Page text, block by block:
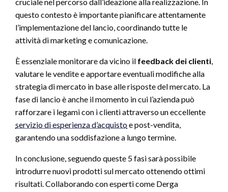
questo contesto è importante pianificare attentamente
l’implementazione del lancio, coordinando tutte le
attività di marketing e comunicazione.
È essenziale monitorare da vicino il feedback dei clienti,
valutare le vendite e apportare eventuali modifiche alla
strategia di mercato in base alle risposte del mercato. La
fase di lancio è anche il momento in cui l’azienda può
rafforzare i legami con i clienti attraverso un eccellente
servizio di esperienza d’acquistoe post-vendita,
garantendo una soddisfazione a lungo termine.
In conclusione, seguendo queste 5 fasi sarà possibile
introdurre nuovi prodotti sul mercato ottenendo ottimi
risultati. Collaborando con esperti come Derga